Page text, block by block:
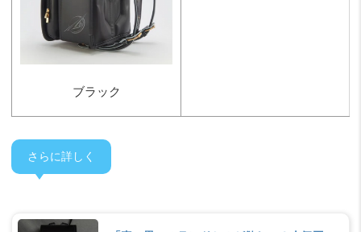
ブラック
さらに詳しく